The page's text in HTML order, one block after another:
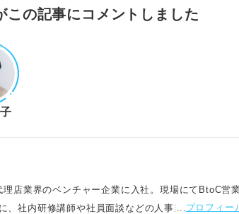
の担当部署が分かれている場合があるため
テップ
く理解し、志望理由を明確にする。
え、企業への貢献度をアピールする。
この記事にコメントしました
店業界のベンチャー企業に入社。現場にてBtoC営
、社内研修講師や社員面談などの人事業務に幅広く
プロフィー